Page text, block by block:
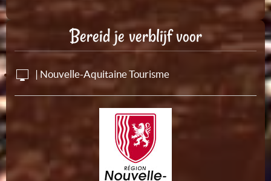
Bereid je verblijf voor
| Nouvelle-Aquitaine Tourisme